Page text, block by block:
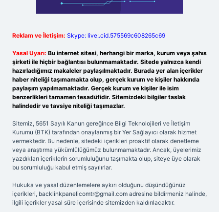
Reklam ve İletişim: Skype: live:.cid.575569c608265c69
Yasal Uyarı: Bu internet sitesi, herhangi bir marka, kurum veya şahıs
şirketi ile hiçbir bağlantısı bulunmamaktadır. Sitede yalnızca kendi
hazırladığımız makaleler paylaşılmaktadır. Burada yer alan içerikler
haber niteliği taşımamakta olup, gerçek kurum ve kişiler hakkında
paylaşım yapılmamaktadır. Gerçek kurum ve kişiler ile isim
benzerlikleri tamamen tesadüfidir. Sitemizdeki bilgiler taslak
halindedir ve tavsiye niteliği taşımazlar.
Sitemiz, 5651 Sayılı Kanun gereğince Bilgi Teknolojileri ve İletişim
Kurumu (BTK) tarafından onaylanmış bir Yer Sağlayıcı olarak hizmet
vermektedir. Bu nedenle, sitedeki içerikleri proaktif olarak denetleme
veya araştırma yükümlülüğümüz bulunmamaktadır. Ancak, üyelerimiz
yazdıkları içeriklerin sorumluluğunu taşımakta olup, siteye üye olarak
bu sorumluluğu kabul etmiş sayılırlar.
Hukuka ve yasal düzenlemelere aykırı olduğunu düşündüğünüz
içerikleri, backlinkpanelicomtr@gmail.com adresine bildirmeniz halinde,
ilgili içerikler yasal süre içerisinde sitemizden kaldırılacaktır.